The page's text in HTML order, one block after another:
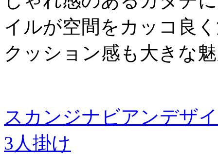
イルが空間をカッコ良
クッション感も大きな
スカンジナビアンデザ
3人掛け